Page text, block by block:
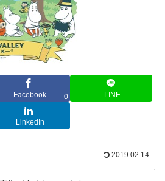
Facebook 0 LINE
LinkedIn
2019.02.14